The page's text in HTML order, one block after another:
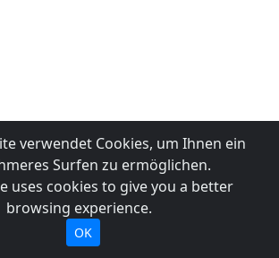
verwendet Cookies, um Ihnen ein
Surfen zu ermöglichen.
uses cookies to give you a better
browsing experience.
OK